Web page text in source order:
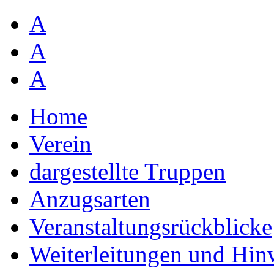
A
A
A
Home
Verein
dargestellte Truppen
Anzugsarten
Veranstaltungsrückblicke
Weiterleitungen und